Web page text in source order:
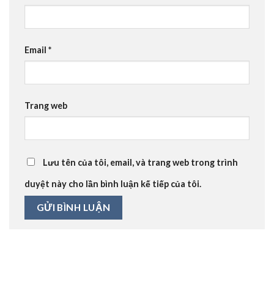
Email *
Trang web
Lưu tên của tôi, email, và trang web trong trình
duyệt này cho lần bình luận kế tiếp của tôi.